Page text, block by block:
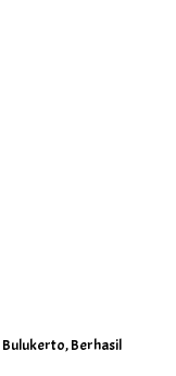
Bulukerto, Berhasil